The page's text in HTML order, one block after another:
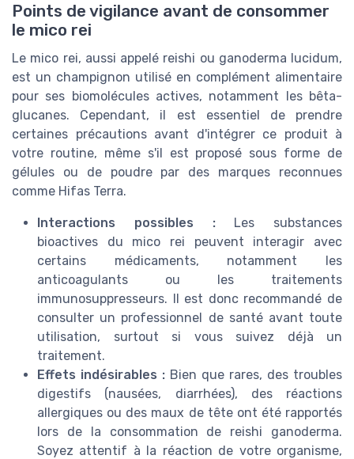
Points de vigilance avant de consommer
le mico rei
Le mico rei, aussi appelé reishi ou ganoderma lucidum,
est un champignon utilisé en complément alimentaire
pour ses biomolécules actives, notamment les bêta-
glucanes. Cependant, il est essentiel de prendre
certaines précautions avant d'intégrer ce produit à
votre routine, même s'il est proposé sous forme de
gélules ou de poudre par des marques reconnues
comme Hifas Terra.
Interactions possibles :Les substances
bioactives du mico rei peuvent interagir avec
certains médicaments, notamment les
anticoagulants ou les traitements
immunosuppresseurs. Il est donc recommandé de
consulter un professionnel de santé avant toute
utilisation, surtout si vous suivez déjà un
traitement.
Effets indésirables : Bien que rares, des troubles
digestifs (nausées, diarrhées), des réactions
allergiques ou des maux de tête ont été rapportés
lors de la consommation de reishi ganoderma.
Soyez attentif à la réaction de votre organisme,